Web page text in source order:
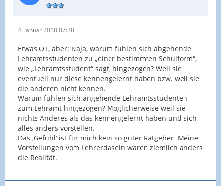
4. Januar 2018 07:38
Etwas OT, aber: Naja, warum fühlen sich abgehende
Lehramtsstudenten zu „einer bestimmten Schulform“,
wie „Lehramtsstudent“ sagt, hingezogen? Weil sie
eventuell nur diese kennengelernt haben bzw. weil sie
die anderen nicht kennen.
Warum fühlen sich angehende Lehramtsstudenten
zum Lehramt hingezogen? Möglicherweise weil sie
nichts Anderes als das kennengelernt haben und sich
alles anders vorstellen.
Das ‚Gefühl‘ ist für mich kein so guter Ratgeber. Meine
Vorstellungen vom Lehrerdasein waren ziemlich anders
die Realität.